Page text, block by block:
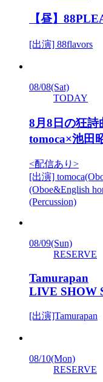
【昼】
[出演] 88flavors
08/08(Sat)
TODAY
8月8日の狂詩
tomoca×池田
<配信あり>
[出演]
(Oboe&English
(Percussion)
08/09(Sun)
RESERVE
Tamurapan
LIVE SHOW
[出演]Tamurapan
08/10(Mon)
RESERVE